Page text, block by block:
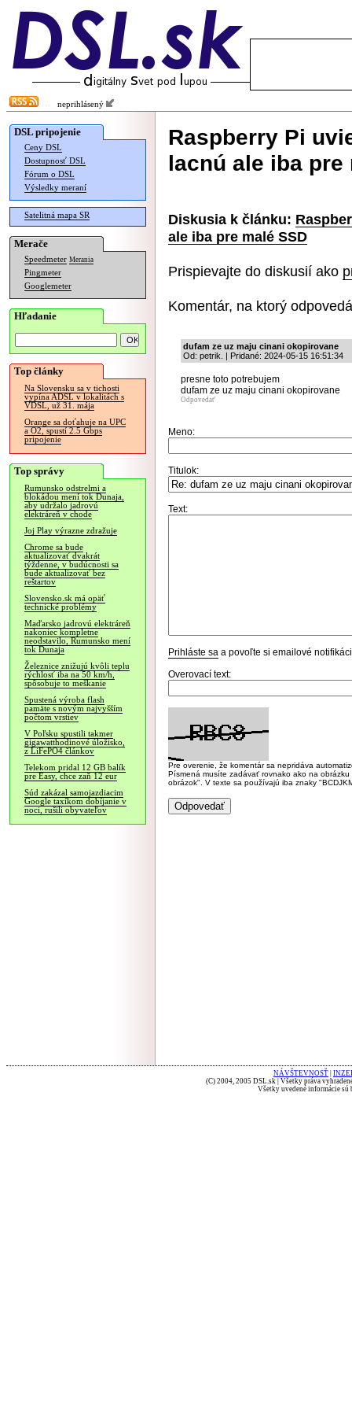
neprihlásený
DSL pripojenie
Ceny DSL
Dostupnosť DSL
Fórum o DSL
Výsledky meraní
Satelitná mapa SR
Merače
Speedmeter Merania
Pingmeter
Googlemeter
Hľadanie
Top články
Na Slovensku sa v tichosti
vypína ADSL v lokalitách s
VDSL, už 31. mája
Orange sa doťahuje na UPC
a O2, spustí 2.5 Gbps
pripojenie
Top správy
Rumunsko odstrelmi a
blokádou mení tok Dunaja,
aby udržalo jadrovú
elektráreň v chode
Joj Play výrazne zdražuje
Chrome sa bude
aktualizovať dvakrát
týždenne, v budúcnosti sa
bude aktualizovať bez
reštartov
Slovensko.sk má opäť
technické problémy
Maďarsko jadrovú elektráreň
nakoniec kompletne
neodstavilo, Rumunsko mení
tok Dunaja
Železnice znižujú kvôli teplu
rýchlosť iba na 50 km/h,
spôsobuje to meškanie
Spustená výroba flash
pamäte s novým najvyšším
počtom vrstiev
V Poľsku spustili takmer
gigawatthodinové úložisko,
z LiFePO4 článkov
Telekom pridal 12 GB balík
pre Easy, chce zaň 12 eur
Súd zakázal samojazdiacim
Google taxíkom dobíjanie v
noci, rušili obyvateľov
Raspberry Pi
lacnú ale iba pre
Diskusia k článku:
ale iba pre malé SSD
Prispievajte do diskusií ako
Komentár, na ktorý
dufam ze uz maju cinani okopirovane
Od: petrik. | Pridané: 2024-05-15 16:51:34
presne toto potrebujem
dufam ze uz maju cinani okopirovane
Odpovedať
Meno:
Titulok:
Text:
Prihláste sa a povoľte si emailové
Overovací text:
Pre overenie, že komentár sa nepridáva
Písmená musíte zadávať rovnako ako na
obrázok". V texte sa používajú iba znaky
NÁVŠTEVNOSŤ
(C) 2004, 2005 DSL.sk | Všetky práva
Všetky uvedené informácie sú